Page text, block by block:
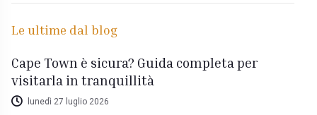
Le ultime dal blog
Cape Town è sicura? Guida completa per
visitarla in tranquillità
lunedì 27 luglio 2026